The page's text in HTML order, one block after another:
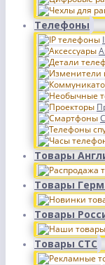
Телефоны
Товары
Товары
Товары
Товары СТС